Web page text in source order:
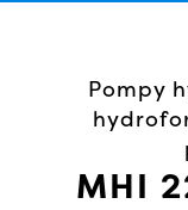
Pompy
MHI